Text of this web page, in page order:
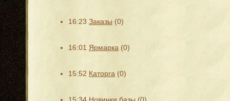
16:23 Заказы (0)
16:01 Ярмарка (0)
15:52 Каторга (0)